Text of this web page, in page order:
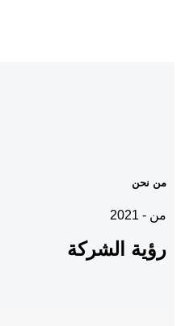
من نحن
من - 2021
رؤية الشركة